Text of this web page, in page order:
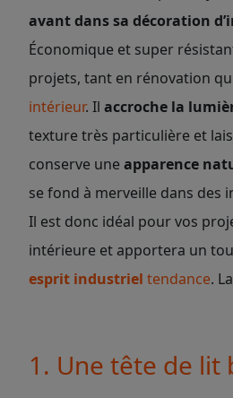
avant dans sa décoration
Économique et super
projets, tant en rénovation
intérieur. Il accroche la
texture très particulière et
conserve une apparence
se fond à merveille dans des
Il est donc idéal pour vos
intérieure et apportera un
esprit industriel tendance.
1. Une tête de lit